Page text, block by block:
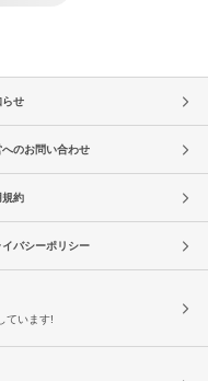
らせ
へのお問い合わせ
規約
イバシーポリシー
ています!